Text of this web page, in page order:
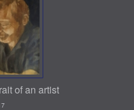
of an artist